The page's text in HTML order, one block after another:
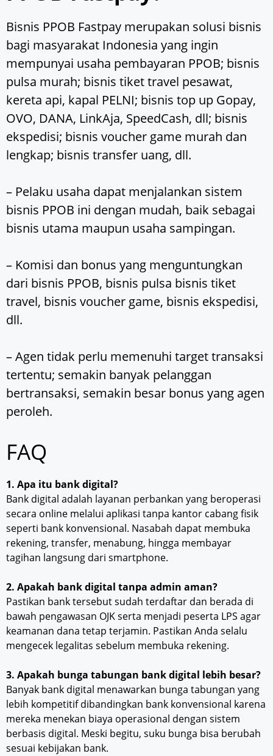
Bisnis PPOB Fastpay merupakan solusi bisnis
bagi masyarakat Indonesia yang ingin
mempunyai usaha pembayaran PPOB; bisnis
pulsa murah; bisnis tiket travel pesawat,
kereta api, kapal PELNI; bisnis top up Gopay,
OVO, DANA, LinkAja, SpeedCash, dll; bisnis
ekspedisi; bisnis voucher game murah dan
lengkap; bisnis transfer uang, dll.
– Pelaku usaha dapat menjalankan sistem
bisnis PPOB ini dengan mudah, baik sebagai
bisnis utama maupun usaha sampingan.
– Komisi dan bonus yang menguntungkan
dari bisnis PPOB, bisnis pulsa bisnis tiket
travel, bisnis voucher game, bisnis ekspedisi,
dll.
– Agen tidak perlu memenuhi target transaksi
tertentu; semakin banyak pelanggan
bertransaksi, semakin besar bonus yang agen
peroleh.
FAQ
1. Apa itu bank digital?
Bank digital adalah layanan perbankan yang beroperasi
secara online melalui aplikasi tanpa kantor cabang fisik
seperti bank konvensional. Nasabah dapat membuka
rekening, transfer, menabung, hingga membayar
tagihan langsung dari smartphone.
2. Apakah bank digital tanpa admin aman?
Pastikan bank tersebut sudah terdaftar dan berada di
bawah pengawasan OJK serta menjadi peserta LPS agar
keamanan dana tetap terjamin. Pastikan Anda selalu
mengecek legalitas sebelum membuka rekening.
3. Apakah bunga tabungan bank digital lebih besar?
Banyak bank digital menawarkan bunga tabungan yang
lebih kompetitif dibandingkan bank konvensional karena
mereka menekan biaya operasional dengan sistem
berbasis digital. Meski begitu, suku bunga bisa berubah
sesuai kebijakan bank.